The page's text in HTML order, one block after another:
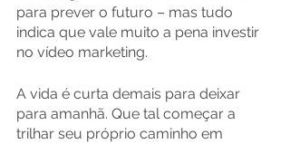
para prever o futuro – mas tudo
indica que vale muito a pena investir
no vídeo marketing.
A vida é curta demais para deixar
para amanhã. Que tal começar a
trilhar seu próprio caminho em